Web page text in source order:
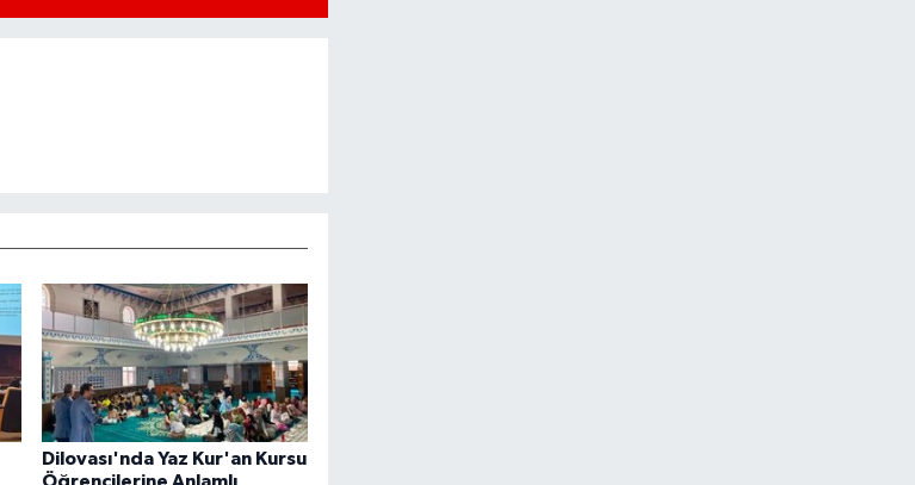
Dilovası'nda Yaz Kur'an Kursu
Öğrencilerine Anlamlı